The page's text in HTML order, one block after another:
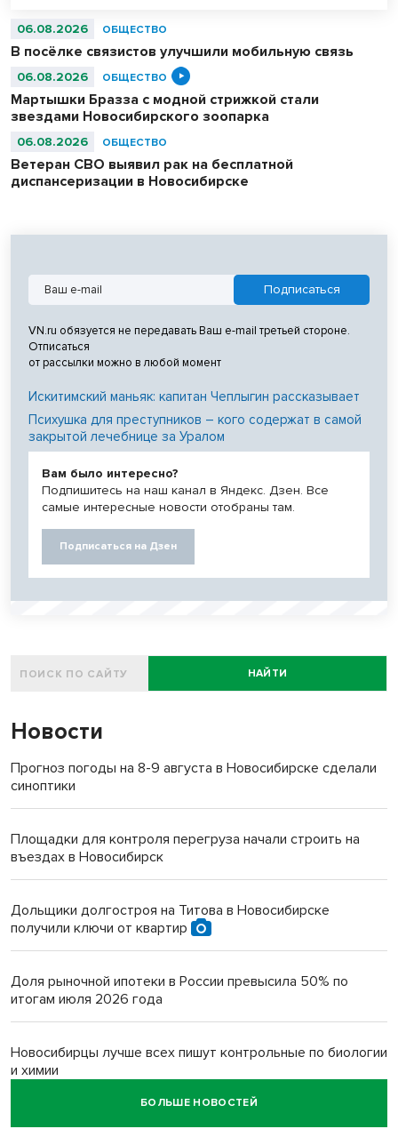
06.08.2026 ОБЩЕСТВО
В посёлке связистов улучшили мобильную связь
06.08.2026 ОБЩЕСТВО
Мартышки Бразза с модной стрижкой стали
звездами Новосибирского зоопарка
06.08.2026 ОБЩЕСТВО
Ветеран СВО выявил рак на бесплатной
диспансеризации в Новосибирске
VN.ru обязуется не передавать Ваш e-mail третьей стороне.
Отписаться
от рассылки можно в любой момент
Искитимский маньяк: капитан Чеплыгин рассказывает
Психушка для преступников – кого содержат в самой
закрытой лечебнице за Уралом
Вам было интересно?
Подпишитесь на наш канал в Яндекс. Дзен. Все
самые интересные новости отобраны там.
Подписаться на Дзен
НАЙТИ
Новости
Прогноз погоды на 8-9 августа в Новосибирске сделали
синоптики
Площадки для контроля перегруза начали строить на
въездах в Новосибирск
Дольщики долгостроя на Титова в Новосибирске
получили ключи от квартир
Доля рыночной ипотеки в России превысила 50% по
итогам июля 2026 года
Новосибирцы лучше всех пишут контрольные по биологии
и химии
Нейросеть для диагностики депрессии в крови создали в
БОЛЬШЕ НОВОСТЕЙ